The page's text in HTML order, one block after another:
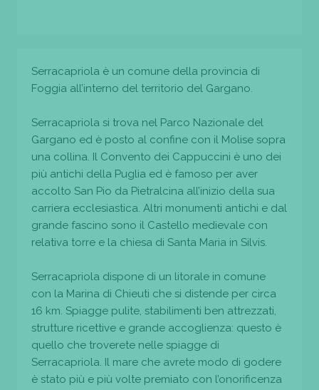
Serracapriola è un comune della provincia di
Foggia all’interno del territorio del Gargano.
Serracapriola si trova nel Parco Nazionale del
Gargano ed è posto al confine con il Molise sopra
una collina. Il Convento dei Cappuccini è uno dei
più antichi della Puglia ed è famoso per aver
accolto San Pio da Pietralcina all’inizio della sua
carriera ecclesiastica. Altri monumenti antichi e dal
grande fascino sono il Castello medievale con
relativa torre e la chiesa di Santa Maria in Silvis.
Serracapriola dispone di un litorale in comune
con la Marina di Chieuti che si distende per circa
16 km. Spiagge pulite, stabilimenti ben attrezzati,
strutture ricettive e grande accoglienza: questo è
quello che troverete nelle spiagge di
Serracapriola. Il mare che avrete modo di godere
è stato più e più volte premiato con l’onorificenza